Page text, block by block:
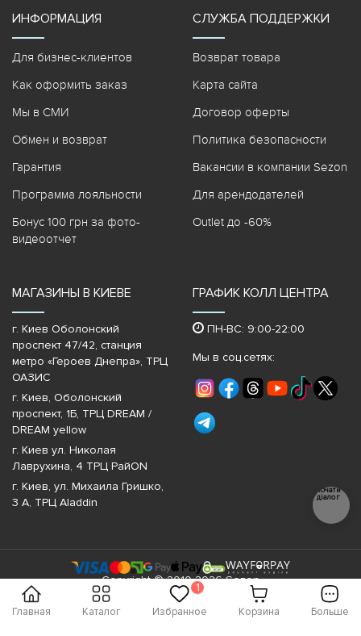
Главная Каталог Избранное
1
Корзина Больше
ИНФОРМАЦИЯ
Для бизнес-клиентов
Как оформить заказ
Мы в СМИ
Обмен и возврат
Гарантия
Программа лояльности
Бонус 100 грн за фото-
видеоотчет
СЛУЖБА ПОДДЕРЖКИ
Возврат товара
Карта сайта
Договор оферты
Политика безопасности
Вакансии в компании Sezon
Для арендодателей
Outlet до -60%
МАГАЗИНЫ В КИЕВЕ
г. Киев Оболонский
проспект 47/42, станция
метро «Героев Днепра»‎, ТРЦ
ОАЗИС
г. Киев, Оболонский
проспект, 1Б, ТРЦ DREAM /
DREAM yellow
г. Киев ул. Николая
Лаврухина, 4 ТРЦ РайON
г. Киев, ул. Михаила Гришко,
3 А, ТРЦ Aladdin
ГРАФИК КОЛЛ ЦЕНТРА
ПН-ВС: 9:00-22:00
Мы в соц.сетях:
Copyright © 2010-2026 Sezon
Почати
діалог